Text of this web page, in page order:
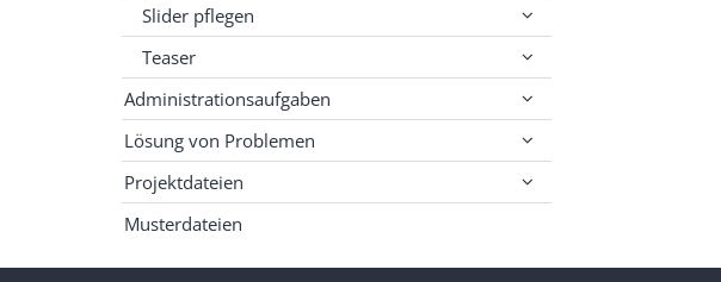
Slider pflegen
Teaser
Administrationsaufgaben
Lösung von Problemen
Projektdateien
Musterdateien